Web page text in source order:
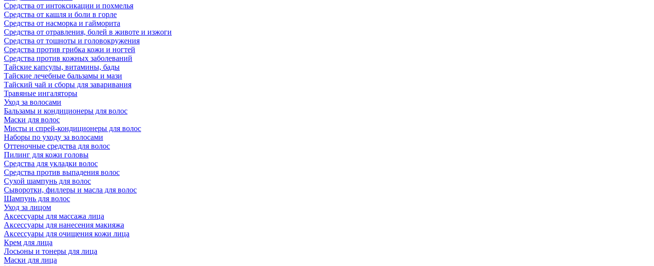
Средства от интоксикации и похмелья
Средства от кашля и боли в горле
Средства от насморка и гайморита
Средства от отравления, болей в животе и изжоги
Средства от тошноты и головокружения
Средства против грибка кожи и ногтей
Средства против кожных заболеваний
Тайские капсулы, витамины, бады
Тайские лечебные бальзамы и мази
Тайский чай и сборы для заваривания
Травяные ингаляторы
Уход за волосами
Бальзамы и кондиционеры для волос
Маски для волос
Мисты и спрей-кондиционеры для волос
Наборы по уходу за волосами
Оттеночные средства для волос
Пилинг для кожи головы
Средства для укладки волос
Средства против выпадения волос
Сухой шампунь для волос
Сыворотки, филлеры и масла для волос
Шампунь для волос
Уход за лицом
Аксессуары для массажа лица
Аксессуары для нанесения макияжа
Аксессуары для очищения кожи лица
Крем для лица
Лосьоны и тонеры для лица
Маски для лица